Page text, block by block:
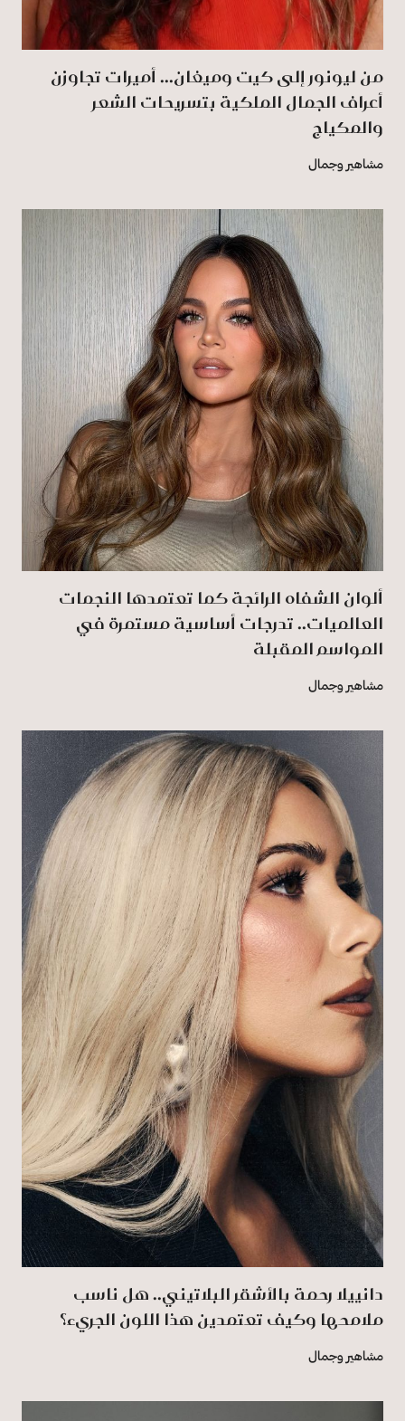
من ليونور إلى كيت وميغان... أميرات تجاوزن
أعراف الجمال الملكية بتسريحات الشعر
والمكياج
مشاهير وجمال
ألوان الشفاه الرائجة كما تعتمدها النجمات
العالميات.. تدرجات أساسية مستمرة في
المواسم المقبلة
مشاهير وجمال
دانييلا رحمة بالأشقر البلاتيني.. هل ناسب
ملامحها وكيف تعتمدين هذا اللون الجريء؟
مشاهير وجمال